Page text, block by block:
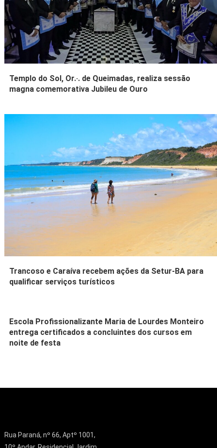
Templo do Sol, Or.·. de Queimadas, realiza sessão
magna comemorativa Jubileu de Ouro
Trancoso e Caraíva recebem ações da Setur-BA para
qualificar serviços turísticos
Escola Profissionalizante Maria de Lourdes Monteiro
entrega certificados a concluintes dos cursos em
noite de festa
Rua Paraná, nº 66, Aptº 1001,